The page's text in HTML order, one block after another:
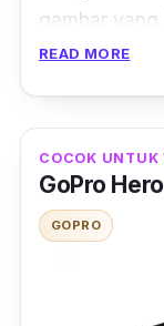
gambar
derajat
belakang.
sangat
READ MORE
COCOK UNTUK
GoPro Hero
GOPRO